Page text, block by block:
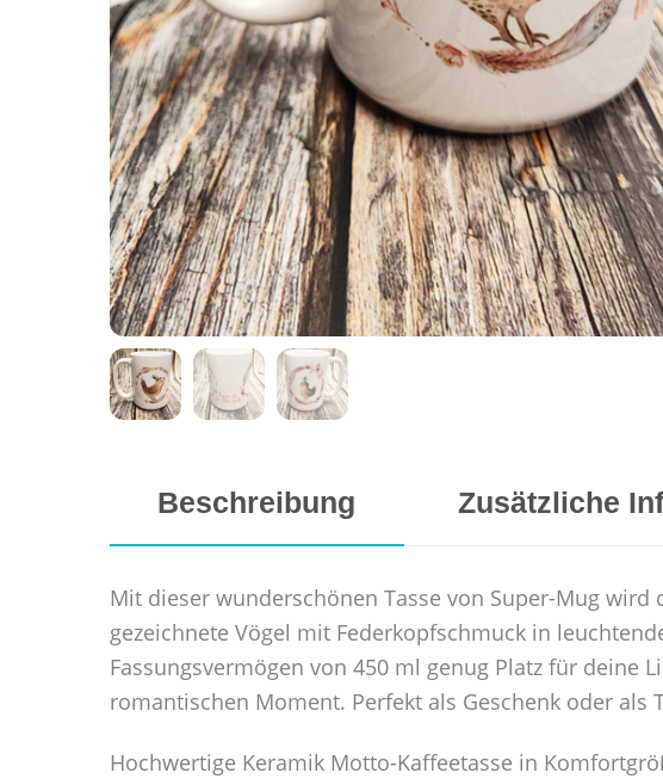
Beschreibung Zusätzliche
Mit dieser wunderschönen Tasse von Super-Mug
gezeichnete Vögel mit Federkopfschmuck in
Fassungsvermögen von 450 ml genug Platz für deine
romantischen Moment. Perfekt als Geschenk oder als
Hochwertige Keramik Motto-Kaffeetasse in